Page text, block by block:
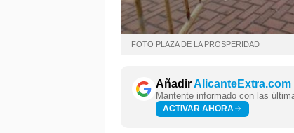
FOTO PLAZA DE LA PROSPERIDAD
AñadirAlicanteExtra.com
Mantente informado con las
ACTIVAR AHORA